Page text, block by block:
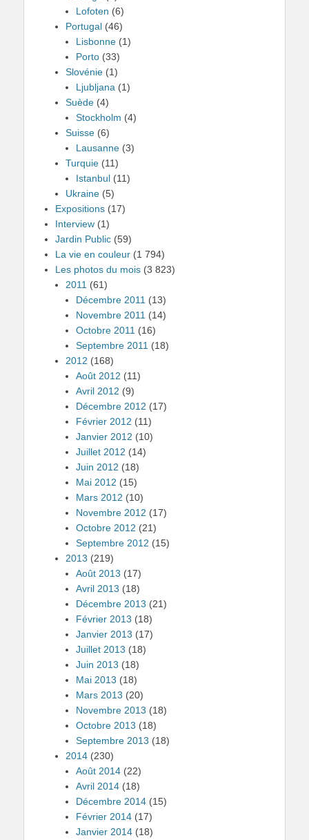
Lofoten (6)
Portugal (46)
Lisbonne (1)
Porto (33)
Slovénie (1)
Ljubljana (1)
Suède (4)
Stockholm (4)
Suisse (6)
Lausanne (3)
Turquie (11)
Istanbul (11)
Ukraine (5)
Expositions (17)
Interview (1)
Jardin Public (59)
La vie en couleur (1 794)
Les photos du mois (3 823)
2011 (61)
Décembre 2011 (13)
Novembre 2011 (14)
Octobre 2011 (16)
Septembre 2011 (18)
2012 (168)
Août 2012 (11)
Avril 2012 (9)
Décembre 2012 (17)
Février 2012 (11)
Janvier 2012 (10)
Juillet 2012 (14)
Juin 2012 (18)
Mai 2012 (15)
Mars 2012 (10)
Novembre 2012 (17)
Octobre 2012 (21)
Septembre 2012 (15)
2013 (219)
Août 2013 (17)
Avril 2013 (18)
Décembre 2013 (21)
Février 2013 (18)
Janvier 2013 (17)
Juillet 2013 (18)
Juin 2013 (18)
Mai 2013 (18)
Mars 2013 (20)
Novembre 2013 (18)
Octobre 2013 (18)
Septembre 2013 (18)
2014 (230)
Août 2014 (22)
Avril 2014 (18)
Décembre 2014 (15)
Février 2014 (17)
Janvier 2014 (18)